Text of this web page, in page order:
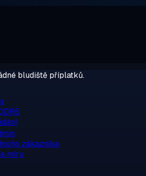
bludiště příplatků.
zákazníka
míru